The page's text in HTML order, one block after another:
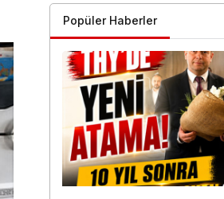
Popüler Haberler